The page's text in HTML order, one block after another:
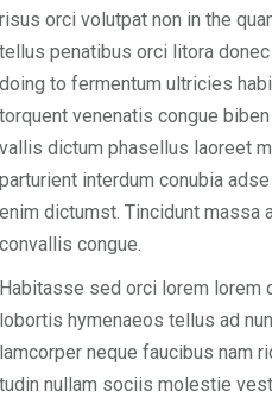
risus orci volutpat non in the
tellus penatibus orci litora
doing to fermentum ultricies
torquent venenatis congue
vallis dictum phasellus laoreet
parturient interdum conubia
enim dictumst. Tincidunt massa
convallis congue.
Habitasse sed orci lorem lorem
lobortis hymenaeos tellus ad
lamcorper neque faucibus nam
tudin nullam sociis molestie